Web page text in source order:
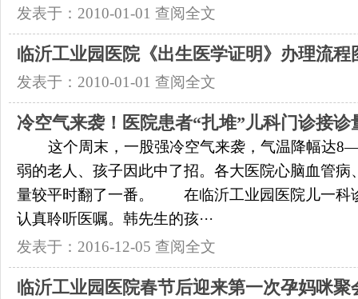
发表于：2010-01-01 查阅全文
临沂工业园医院《出生医学证明》办理流程
发表于：2010-01-01 查阅全文
冷空气来袭！医院患者“扎堆”儿科门诊接诊
这个周末，一股强冷空气来袭，气温降幅达
弱的老人、孩子因此中了招。各大医院心脑血管病
量较平时翻了一番。 在临沂工业园医院儿一科
认真聆听医嘱。韩先生的孩···
发表于：2016-12-05 查阅全文
临沂工业园医院春节后迎来第一次孕妈咪聚